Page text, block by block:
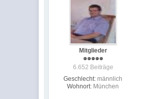
Mitglieder
6.652 Beiträge
Geschlecht: männlich
Wohnort: München